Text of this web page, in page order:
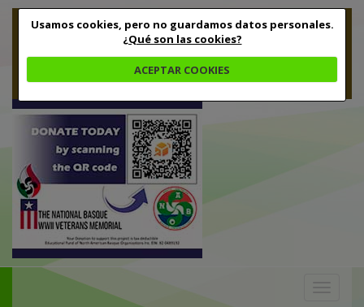
Usamos cookies, pero no guardamos datos personales.
¿Qué son las cookies?
ACEPTAR COOKIES